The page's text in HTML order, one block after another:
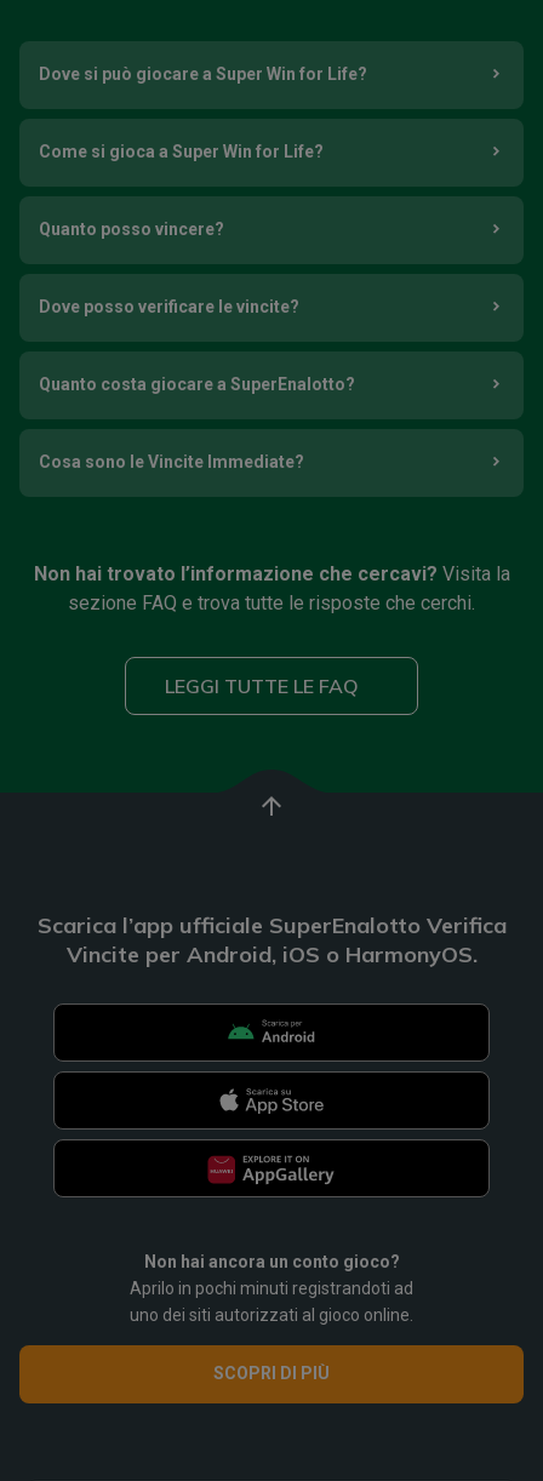
Dove si può giocare a Super Win for Life?
Come si gioca a Super Win for Life?
Quanto posso vincere?
Dove posso verificare le vincite?
Quanto costa giocare a SuperEnalotto?
Cosa sono le Vincite Immediate?
Non hai trovato l’informazione che cercavi? Visita la
sezione FAQ e trova tutte le risposte che cerchi.
LEGGI TUTTE LE FAQ
arrow_upward
Scarica l’app ufficiale SuperEnalotto Verifica
Vincite per Android, iOS o HarmonyOS.
Non hai ancora un conto gioco?
Aprilo in pochi minuti registrandoti ad
uno dei siti autorizzati al gioco online.
SCOPRI DI PIÙ
SuperEnalotto